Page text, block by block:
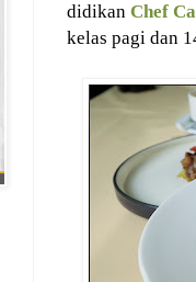
didikan Chef
kelas pagi dan